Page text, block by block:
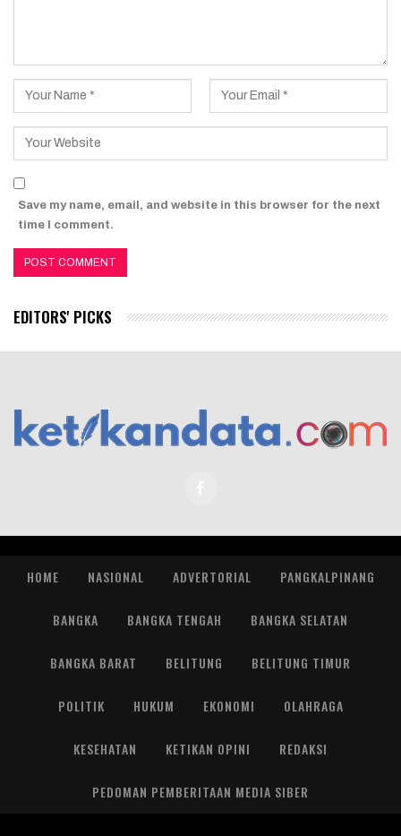
Save my name, email, and website in this browser for the next
time I comment.
EDITORS' PICKS
HOME NASIONAL ADVERTORIAL PANGKALPINANG
BANGKA BANGKA TENGAH BANGKA SELATAN
BANGKA BARAT BELITUNG BELITUNG TIMUR
POLITIK HUKUM EKONOMI OLAHRAGA
KESEHATAN KETIKAN OPINI REDAKSI
PEDOMAN PEMBERITAAN MEDIA SIBER